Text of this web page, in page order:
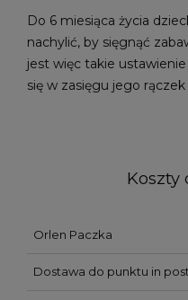
Do 6 miesiąca życia
nachylić, by sięgnąć
jest więc takie ustawienie
się w zasięgu jego rączek
Koszty
Orlen Paczka
Dostawa do punktu in